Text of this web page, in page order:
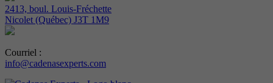
2413, boul. Louis-Fréchette
Nicolet (Québec) J3T 1M9
Courriel :
info@cadenasexperts.com